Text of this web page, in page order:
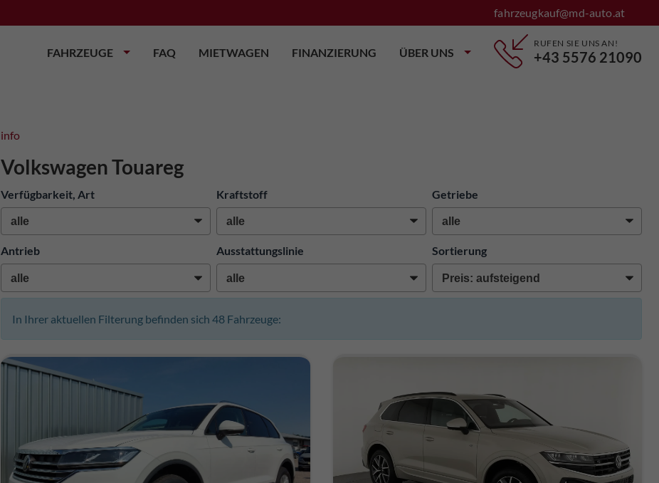
fahrzeugkauf@md-auto.at
FAHRZEUGE FAQ MIETWAGEN FINANZIERUNG ÜBER UNS
RUFEN SIE UNS AN!
+43 5576 21090
info
Volkswagen Touareg
Verfügbarkeit, Art Kraftstoff Getriebe
Antrieb Ausstattungslinie Sortierung
In Ihrer aktuellen Filterung befinden sich48 Fahrzeuge: